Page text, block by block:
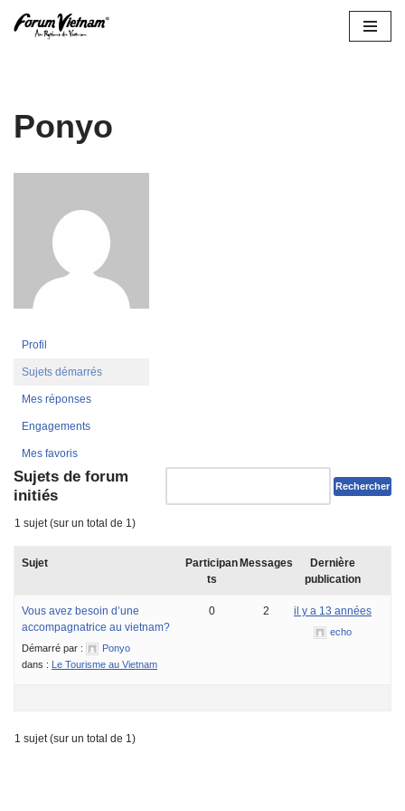
Ponyo
Profil
Sujets démarrés
Mes réponses
Engagements
Mes favoris
Sujets de forum
initiés
1 sujet (sur un total de 1)
Sujet
Participan
ts
Messages
Dernière
publication
Vous avez besoin d’une
accompagnatrice au vietnam?
Démarré par :
Ponyo
dans : Le Tourisme au Vietnam
0 2 il y a 13 années
echo
1 sujet (sur un total de 1)